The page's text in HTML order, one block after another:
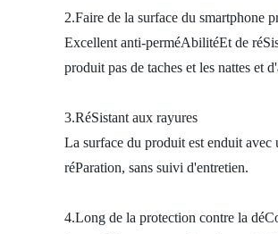
2.Faire de la surface du smartphone
Excellent anti-perméAbilitéEt de
produit pas de taches et les nattes et
3.RéSistant aux rayures
La surface du produit est enduit
réParation, sans suivi d'entretien.
4.Long de la protection contre la